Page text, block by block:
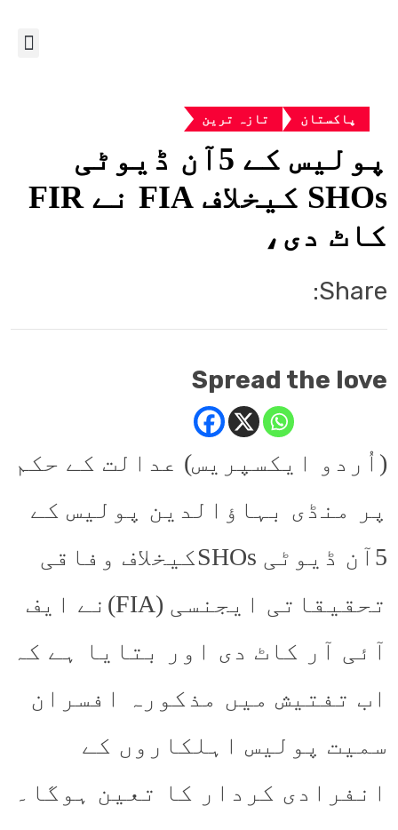
پاکستان تازہ ترین
پولیس کے 5آن ڈیوٹی
SHOs کیخلاف FIA نے FIR
کاٹ دی،
Share:
Spread the love
(اُردو ایکسپریس) عدالت کے حکم
پر منڈی بہاؤالدین پولیس کے
5آن ڈیوٹی SHOsکیخلاف وفاقی
تحقیقاتی ایجنسی (FIA)نے ایف
آئی آر کاٹ دی اور بتایا ہے کہ
اب تفتیش میں مذکورہ افسران
سمیت پولیس اہلکاروں کے
انفرادی کردار کا تعین ہوگا۔